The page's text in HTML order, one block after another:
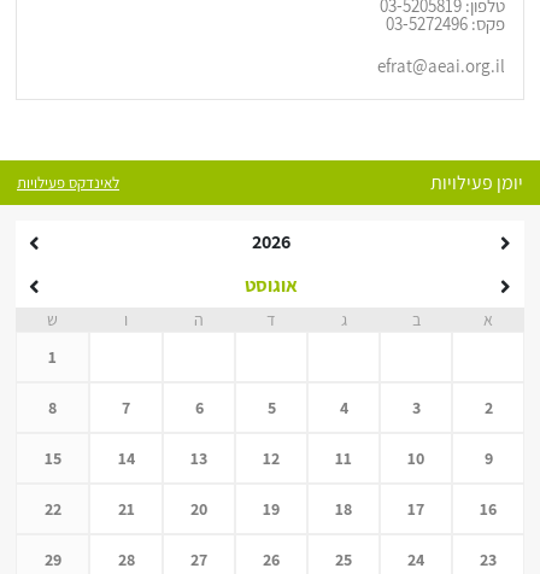
טלפון: 03-5205819
פקס: 03-5272496
efrat@aeai.org.il
יומן פעילויות לאינדקס פעילויות
2026
אוגוסט
ב
ש
2
3
4
5
6
9
10
11
12
13
14
15
16
17
18
19
20
21
22
23
24
25
26
27
28
29